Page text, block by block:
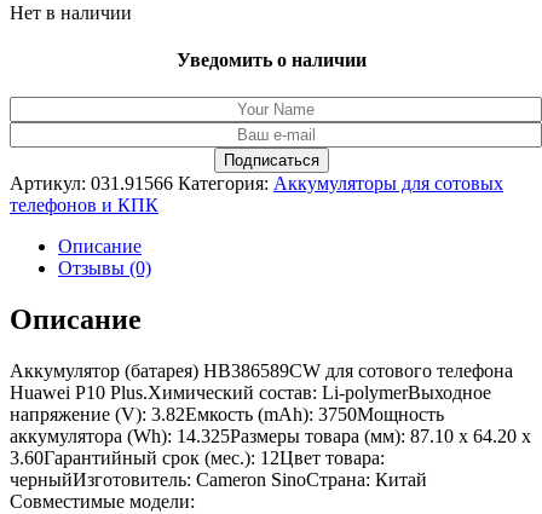
Нет в наличии
Уведомить о наличии
Артикул: 031.91566 Категория: Аккумуляторы для сотовых
телефонов и КПК
Описание
Отзывы (0)
Описание
Аккумулятор (батарея) HB386589CW для сотового телефона
Huawei P10 Plus.Химический состав: Li-polymerВыходное
напряжение (V): 3.82Емкость (mAh): 3750Мощность
аккумулятора (Wh): 14.325Размеры товара (мм): 87.10 x 64.20 x
3.60Гарантийный срок (мес.): 12Цвет товара:
черныйИзготовитель: Cameron SinoСтрана: Китай
Совместимые модели: